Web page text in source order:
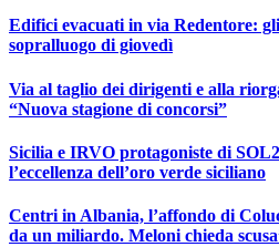
Edifici evacuati in via Redentore:
sopralluogo di giovedì
Via al taglio dei dirigenti e alla
“Nuova stagione di concorsi”
Sicilia e IRVO protagoniste di
l’eccellenza dell’oro verde siciliano
Centri in Albania, l’affondo di
da un miliardo. Meloni chieda